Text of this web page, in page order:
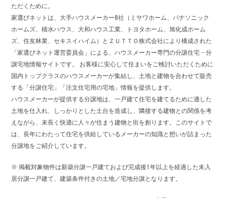
ただくために。
家選びネットは、大手ハウスメーカー8社（ミサワホーム、パナソニック
ホームズ、積水ハウス、大和ハウス工業、トヨタホーム、旭化成ホーム
ズ、住友林業、セキスイハイム）とＺＵＴＴＯ株式会社により構成された
「家選びネット運営委員会」による、ハウスメーカー専門の分譲住宅・分
譲宅地情報サイトです。 お客様に安心して住まいをご検討いただくために
国内トップクラスのハウスメーカーが集結し、土地と建物を合わせて販売
する「分譲住宅」「注文住宅用の宅地」情報を提供します。
ハウスメーカーが提供する分譲地は、一戸建て住宅を建てるために適した
土地を仕入れ、しっかりとした土台を造成し、隣接する建物との関係を考
えながら、末長く快適に人々が住まう建物と街を創ります。このサイトで
は、長年にわたって住宅を供給しているメーカーの知識と想いが詰まった
分譲地をご紹介しています。
※ 掲載対象物件は新築分譲一戸建ておよび完成後1年以上を経過した未入
居分譲一戸建て、建築条件付きの土地／宅地分譲となります。